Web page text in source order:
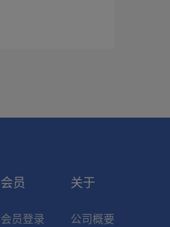
会员
会员登录
关于
公司概要